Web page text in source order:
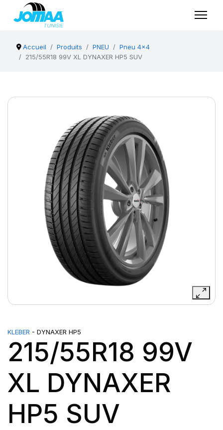
Accueil Produits PNEU
Pneu 4x4
215/55R18 99V XL DYNAXER HP5 SUV
KLEBER - DYNAXER HP5
215/55R18 99V
XL DYNAXER
HP5 SUV